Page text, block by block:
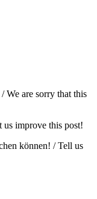
We are sorry that this
improve this post!
können! / Tell us